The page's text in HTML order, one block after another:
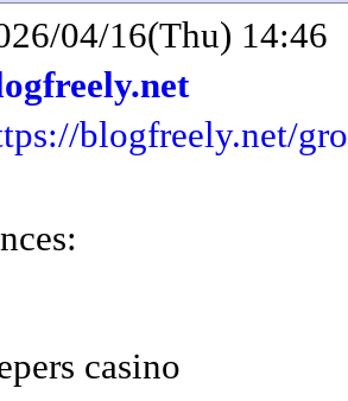
04/16(Thu) 14:46
blogfreely.net/
casino